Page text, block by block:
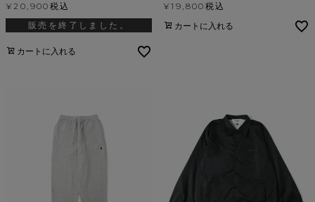
¥ 20,900 税込
販売を終了しました。
カートに入れる
¥19,800 税込
カートに入れる